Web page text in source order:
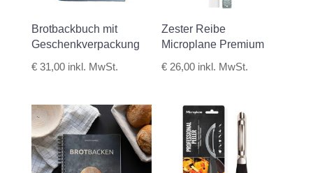
Brotbackbuch mit
Geschenkverpackung
€31,00 inkl. MwSt.
Zester Reibe
Microplane Premium
€ 26,00 inkl. MwSt.